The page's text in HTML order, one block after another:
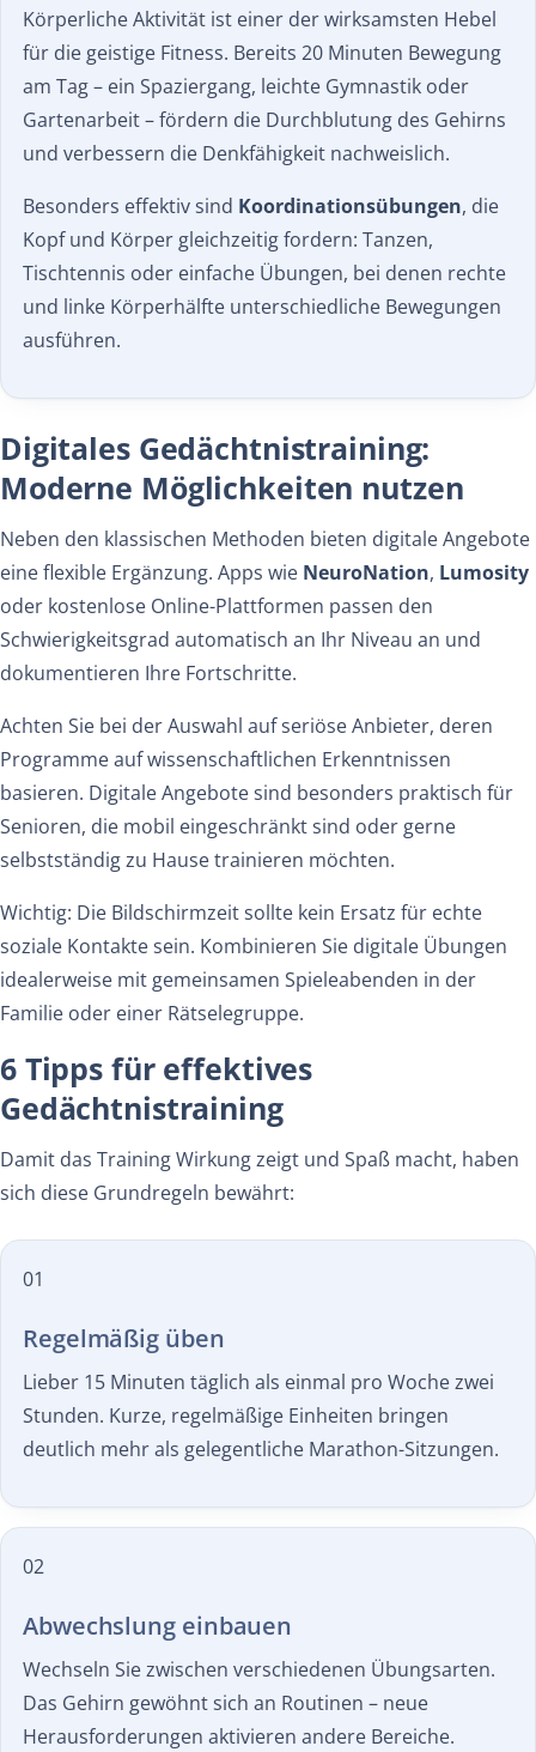
Körperliche Aktivität ist einer der wirksamsten Hebel
für die geistige Fitness. Bereits 20 Minuten Bewegung
am Tag – ein Spaziergang, leichte Gymnastik oder
Gartenarbeit – fördern die Durchblutung des Gehirns
und verbessern die Denkfähigkeit nachweislich.
Besonders effektiv sind Koordinationsübungen, die
Kopf und Körper gleichzeitig fordern: Tanzen,
Tischtennis oder einfache Übungen, bei denen rechte
und linke Körperhälfte unterschiedliche Bewegungen
ausführen.
Digitales Gedächtnistraining:
Moderne Möglichkeiten nutzen
Neben den klassischen Methoden bieten digitale Angebote
eine flexible Ergänzung. Apps wie NeuroNation, Lumosity
oder kostenlose Online-Plattformen passen den
Schwierigkeitsgrad automatisch an Ihr Niveau an und
dokumentieren Ihre Fortschritte.
Achten Sie bei der Auswahl auf seriöse Anbieter, deren
Programme auf wissenschaftlichen Erkenntnissen
basieren. Digitale Angebote sind besonders praktisch für
Senioren, die mobil eingeschränkt sind oder gerne
selbstständig zu Hause trainieren möchten.
Wichtig: Die Bildschirmzeit sollte kein Ersatz für echte
soziale Kontakte sein. Kombinieren Sie digitale Übungen
idealerweise mit gemeinsamen Spieleabenden in der
Familie oder einer Rätselegruppe.
6 Tipps für effektives
Gedächtnistraining
Damit das Training Wirkung zeigt und Spaß macht, haben
sich diese Grundregeln bewährt:
01
Regelmäßig üben
Lieber 15 Minuten täglich als einmal pro Woche zwei
Stunden. Kurze, regelmäßige Einheiten bringen
deutlich mehr als gelegentliche Marathon-Sitzungen.
02
Abwechslung einbauen
Wechseln Sie zwischen verschiedenen Übungsarten.
Das Gehirn gewöhnt sich an Routinen – neue
Herausforderungen aktivieren andere Bereiche.